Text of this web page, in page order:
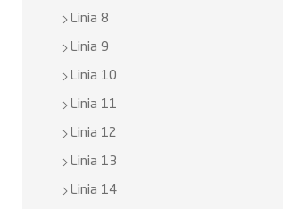
Linia 8
Linia 9
Linia 10
Linia 11
Linia 12
Linia 13
Linia 14